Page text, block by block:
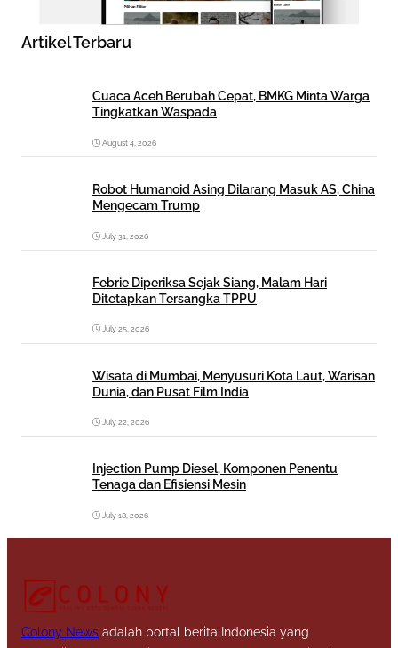
Artikel Terbaru
Cuaca Aceh Berubah Cepat, BMKG Minta Warga
Tingkatkan Waspada
August 4, 2026
Robot Humanoid Asing Dilarang Masuk AS, China
Mengecam Trump
July 31, 2026
Febrie Diperiksa Sejak Siang, Malam Hari
Ditetapkan Tersangka TPPU
July 25, 2026
Wisata di Mumbai, Menyusuri Kota Laut, Warisan
Dunia, dan Pusat Film India
July 22, 2026
Injection Pump Diesel, Komponen Penentu
Tenaga dan Efisiensi Mesin
July 18, 2026
Colony News adalah portal berita Indonesia yang